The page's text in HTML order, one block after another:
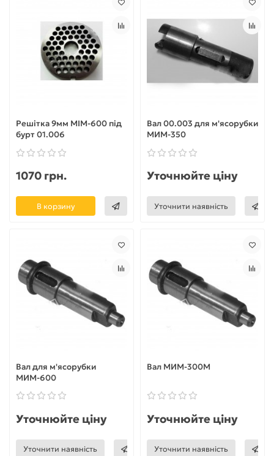
Решітка 9мм МІМ-600 під
бурт 01.006
1070 грн.
В корзину
Вал 00.003 для м'ясорубки
МИМ-350
Уточнюйте ціну
Уточнити наявність
Вал для м'ясорубки
МИМ-600
Уточнюйте ціну
Уточнити наявність
Вал МИМ-300М
Уточнюйте ціну
Уточнити наявність